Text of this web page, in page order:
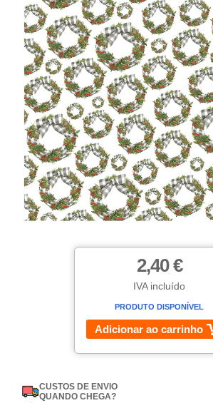
2,40 €
IVA incluído
PRODUTO DISPONÍVEL
Adicionar ao carrinho
CUSTOS DE ENVIO
QUANDO CHEGA?